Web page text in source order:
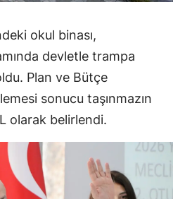
okul binası,
devletle trampa
Plan ve Bütçe
sonucu taşınmazın
olarak belirlendi.